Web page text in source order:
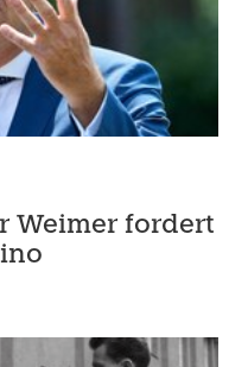
Weimer fordert